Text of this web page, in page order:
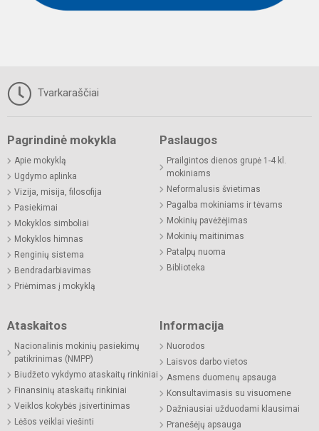
Tvarkaraščiai
Pagrindinė mokykla
Apie mokyklą
Ugdymo aplinka
Vizija, misija, filosofija
Pasiekimai
Mokyklos simboliai
Mokyklos himnas
Renginių sistema
Bendradarbiavimas
Priėmimas į mokyklą
Paslaugos
Prailgintos dienos grupė 1-4 kl.
mokiniams
Neformalusis švietimas
Pagalba mokiniams ir tėvams
Mokinių pavėžėjimas
Mokinių maitinimas
Patalpų nuoma
Biblioteka
Ataskaitos
Nacionalinis mokinių pasiekimų
patikrinimas (NMPP)
Biudžeto vykdymo ataskaitų rinkiniai
Finansinių ataskaitų rinkiniai
Veiklos kokybės įsivertinimas
Lėšos veiklai viešinti
Informacija
Nuorodos
Laisvos darbo vietos
Asmens duomenų apsauga
Konsultavimasis su visuomene
Dažniausiai užduodami klausimai
Pranešėjų apsauga